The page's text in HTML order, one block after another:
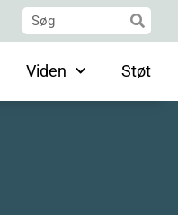
Viden Støt